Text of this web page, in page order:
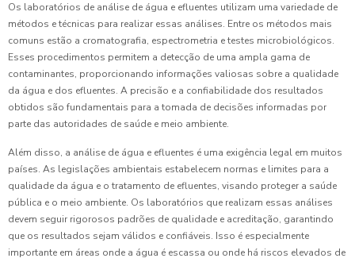
Os laboratórios de análise de água e efluentes utilizam uma variedade de
métodos e técnicas para realizar essas análises. Entre os métodos mais
comuns estão a cromatografia, espectrometria e testes microbiológicos.
Esses procedimentos permitem a detecção de uma ampla gama de
contaminantes, proporcionando informações valiosas sobre a qualidade
da água e dos efluentes. A precisão e a confiabilidade dos resultados
obtidos são fundamentais para a tomada de decisões informadas por
parte das autoridades de saúde e meio ambiente.
Além disso, a análise de água e efluentes é uma exigência legal em muitos
países. As legislações ambientais estabelecem normas e limites para a
qualidade da água e o tratamento de efluentes, visando proteger a saúde
pública e o meio ambiente. Os laboratórios que realizam essas análises
devem seguir rigorosos padrões de qualidade e acreditação, garantindo
que os resultados sejam válidos e confiáveis. Isso é especialmente
importante em áreas onde a água é escassa ou onde há riscos elevados de